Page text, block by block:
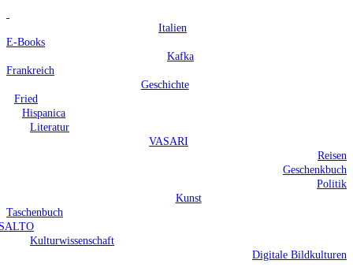
Italien
E-Books
Kafka
Frankreich
Geschichte
Fried
Hispanica
Literatur
VASARI
Reisen
Geschenkbuch
Politik
Kunst
Taschenbuch
Kulturwissenschaft
Digitale Bildkulturen